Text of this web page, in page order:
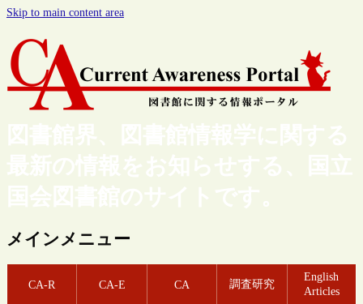
Skip to main content area
図書館界、図書館情報学に関する
最新の情報をお知らせする、国立
国会図書館のサイトです。
メインメニュー
CA-R CA-E CA 調査研究
English
Articles